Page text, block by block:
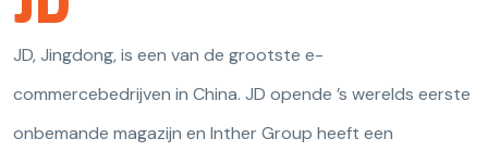
JD, Jingdong, is een van de grootste e-
commercebedrijven in China. JD opende ’s werelds eerste
onbemande magazijn en Inther Group heeft een